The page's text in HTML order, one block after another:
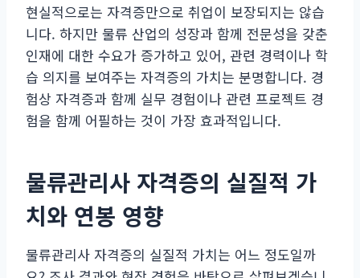
현실적으로는 자격증만으로 취업이 보장되지는 않습
니다. 하지만 물류 산업의 성장과 함께 전문성을 갖춘
인재에 대한 수요가 증가하고 있어, 관련 경력이나 학
습 의지를 보여주는 자격증의 가치는 분명합니다. 경
험상 자격증과 함께 실무 경험이나 관련 프로젝트 경
험을 함께 어필하는 것이 가장 효과적입니다.
물류관리사 자격증의 실질적 가
치와 연봉 영향
물류관리사 자격증의 실질적 가치는 어느 정도일까